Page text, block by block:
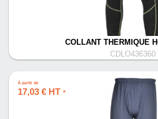
COLLANT THERMIQUE
CDLO436360
À partir de
17,03 € HT *